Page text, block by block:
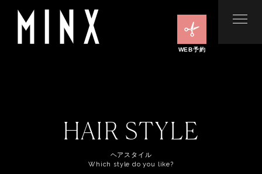
WEB予約
HAIR STYLE
ヘアスタイル
Which style do you like?